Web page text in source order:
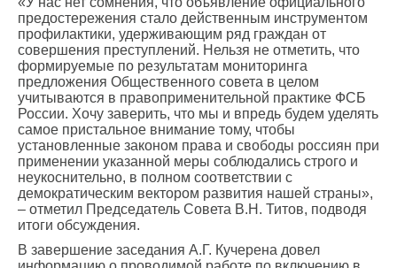
предостережения стало действенным инструментом
профилактики, удерживающим ряд граждан от
совершения преступлений. Нельзя не отметить, что
формируемые по результатам мониторинга
предложения Общественного совета в целом
учитываются в правоприменительной практике ФСБ
России. Хочу заверить, что мы и впредь будем уделять
самое пристальное внимание тому, чтобы
установленные законом права и свободы россиян при
применении указанной меры соблюдались строго и
неукоснительно, в полном соответствии с
демократическим вектором развития нашей страны»,
– отметил Председатель Совета В.Н. Титов, подводя
итоги обсуждения.
В завершение заседания А.Г. Кучерена довел